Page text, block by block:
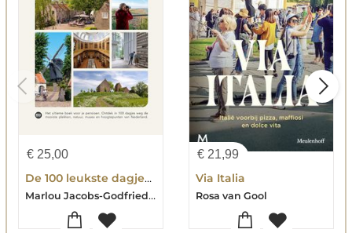
€ 25,00
De 100 leukste dagjes weg voor pensionado's
Marlou Jacobs-Godfried van Loo
€ 21,99
Via Italia
Rosa van Gool